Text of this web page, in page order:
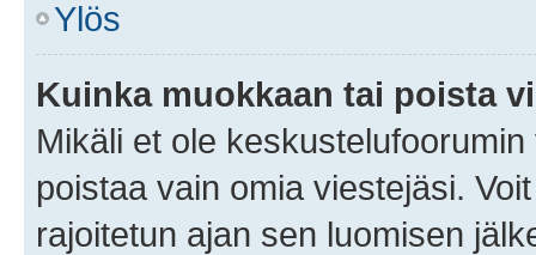
Ylös
Kuinka muokkaan tai poista
Mikäli et ole
poistaa vain omia viestejäsi.
rajoitetun ajan sen luomisen